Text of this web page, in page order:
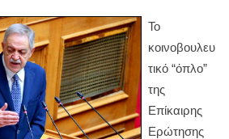
Το
κοινοβουλευ
τικό “όπλο”
της
Επίκαιρης
Ερώτησης